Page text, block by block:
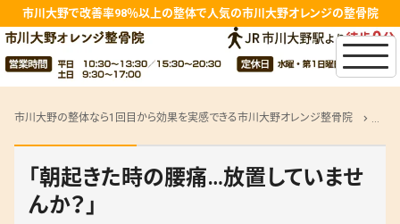
市川大野で改善率98％以上の整体で人気の市川大野オレンジの整骨院
市川大野の整体なら1回目から効果を実感できる市川大野オレンジ整骨院 chevron_right
「朝起きた時の腰痛…放置していませ
んか？」